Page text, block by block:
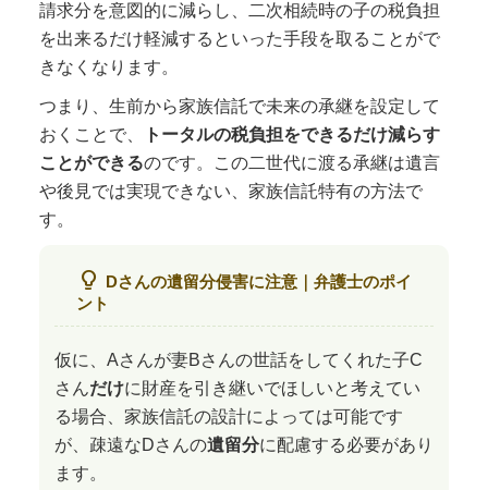
請求分を意図的に減らし、二次相続時の子の税負担
を出来るだけ軽減するといった手段を取ることがで
きなくなります。
つまり、生前から家族信託で未来の承継を設定して
おくことで、
トータルの税負担をできるだけ減らす
ことができるのです。この二世代に渡る承継は遺言
や後見では実現できない、家族信託特有の方法で
す。
lightbulb_2
Dさんの遺留分侵害に注意｜弁護士のポイ
ント
仮に、Aさんが妻Bさんの世話をしてくれた子C
さんだけに財産を引き継いでほしいと考えてい
る場合、家族信託の設計によっては可能です
が、疎遠なDさんの遺留分に配慮する必要があり
ます。